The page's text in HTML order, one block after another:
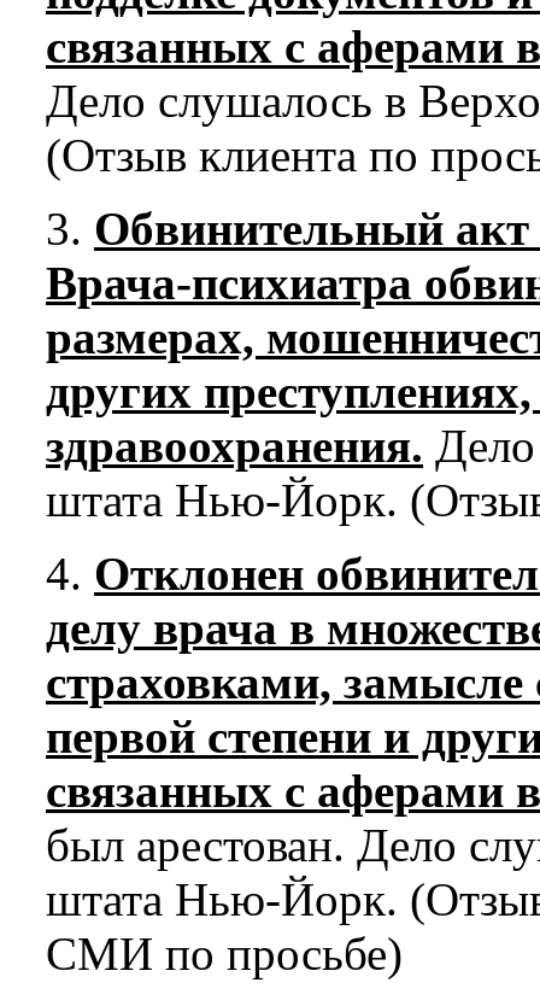
связанных с аферами
Дело слушалось в
(Отзыв клиента по
3. Обвинительный
Врача-психиатра
размерах,
других
здравоохранения.
штата Нью-Йорк.
4. Отклонен
делу врача в
страховками,
первой степени и
связанных с аферами
был арестован. Дело
штата Нью-Йорк.
СМИ по просьбе)